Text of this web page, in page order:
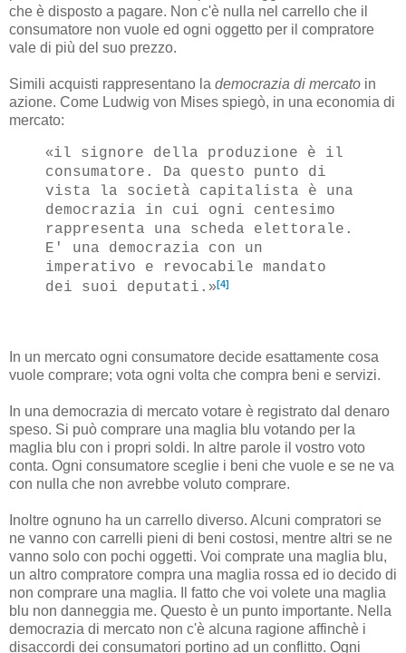
che è disposto a pagare. Non c'è nulla nel carrello che il
consumatore non vuole ed ogni oggetto per il compratore
vale di più del suo prezzo.
Simili acquisti rappresentano la democrazia di mercato in
azione. Come Ludwig von Mises spiegò, in una economia di
mercato:
«il signore della produzione è il
consumatore. Da questo punto di
vista la società capitalista è una
democrazia in cui ogni centesimo
rappresenta una scheda elettorale.
E' una democrazia con un
imperativo e revocabile mandato
dei suoi deputati. »[4]
In un mercato ogni consumatore decide esattamente cosa
vuole comprare; vota ogni volta che compra beni e servizi.
In una democrazia di mercato votare è registrato dal denaro
speso. Si può comprare una maglia blu votando per la
maglia blu con i propri soldi. In altre parole il vostro voto
conta. Ogni consumatore sceglie i beni che vuole e se ne va
con nulla che non avrebbe voluto comprare.
Inoltre ognuno ha un carrello diverso. Alcuni compratori se
ne vanno con carrelli pieni di beni costosi, mentre altri se ne
vanno solo con pochi oggetti. Voi comprate una maglia blu,
un altro compratore compra una maglia rossa ed io decido di
non comprare una maglia. Il fatto che voi volete una maglia
blu non danneggia me. Questo è un punto importante. Nella
democrazia di mercato non c'è alcuna ragione affinchè i
disaccordi dei consumatori portino ad un conflitto. Ogni